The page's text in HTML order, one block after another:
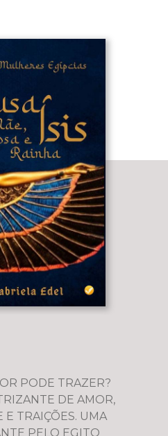
PODE TRAZER?
DE AMOR,
E TRAIÇÕES. UMA
PELO EGITO